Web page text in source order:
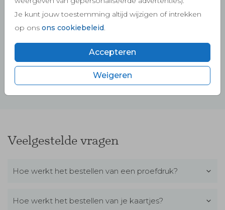
Je kunt jouw toestemming altijd wijzigen of intrekken
op ons ons cookiebeleid
Accepteren
Weigeren
Decoratie en cadeaus
Veelgestelde vragen
Hoe werkt het bestellen van een proefdruk?
Hoe werkt het bestellen van je kaartjes?